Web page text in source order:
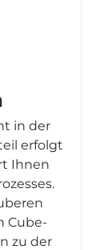
in der
erfolgt
Ihnen
Cube-
zu der